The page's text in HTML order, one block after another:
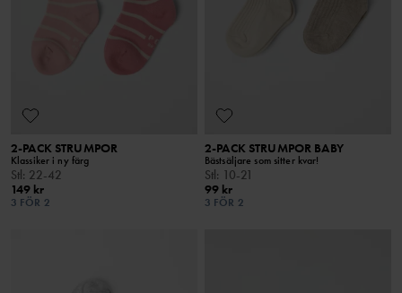
2-PACK STRUMPOR
Klassiker i ny färg
Stl: 22-42
149 kr
3 FÖR 2
2-PACK STRUMPOR BABY
Bästsäljare som sitter kvar!
Stl: 10-21
99 kr
3 FÖR 2